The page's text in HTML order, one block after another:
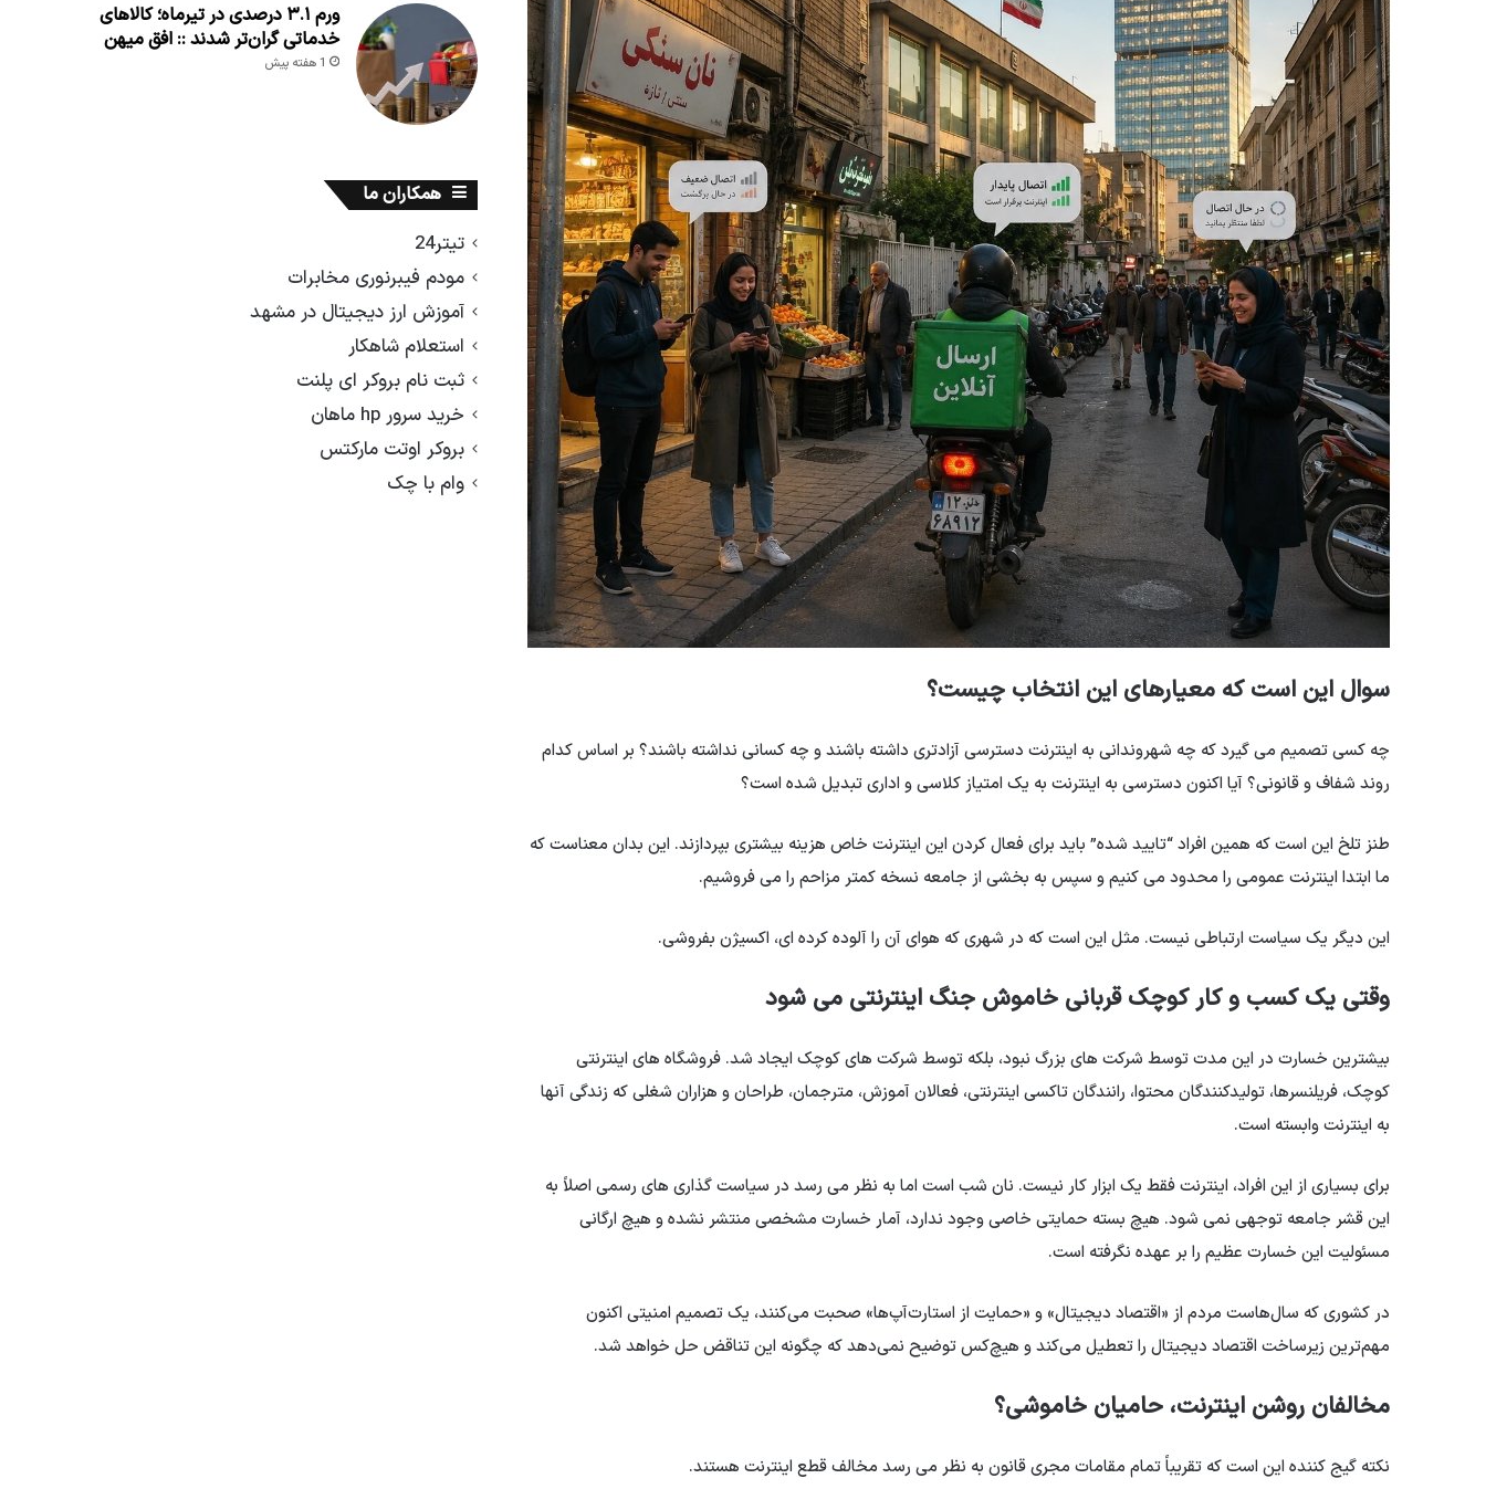
سوال این است که معیارهای این انتخاب چیست؟
چه کسی تصمیم می گیرد که چه شهروندانی به اینترنت دسترسی آزادتری داشته باشند و چه کسانی نداشته باشند؟ بر اساس کدام
روند شفاف و قانونی؟ آیا اکنون دسترسی به اینترنت به یک امتیاز کلاسی و اداری تبدیل شده است؟
طنز تلخ این است که همین افراد “تایید شده” باید برای فعال کردن این اینترنت خاص هزینه بیشتری بپردازند. این بدان معناست که
ما ابتدا اینترنت عمومی را محدود می کنیم و سپس به بخشی از جامعه نسخه کمتر مزاحم را می فروشیم.
این دیگر یک سیاست ارتباطی نیست. مثل این است که در شهری که هوای آن را آلوده کرده ای، اکسیژن بفروشی.
وقتی یک کسب و کار کوچک قربانی خاموش جنگ اینترنتی می شود
بیشترین خسارت در این مدت توسط شرکت های بزرگ نبود، بلکه توسط شرکت های کوچک ایجاد شد. فروشگاه های اینترنتی
کوچک، فریلنسرها، تولیدکنندگان محتوا، رانندگان تاکسی اینترنتی، فعالان آموزش، مترجمان، طراحان و هزاران شغلی که زندگی آنها
به اینترنت وابسته است.
برای بسیاری از این افراد، اینترنت فقط یک ابزار کار نیست. نان شب است اما به نظر می رسد در سیاست گذاری های رسمی اصلاً به
این قشر جامعه توجهی نمی شود. هیچ بسته حمایتی خاصی وجود ندارد، آمار خسارت مشخصی منتشر نشده و هیچ ارگانی
مسئولیت این خسارت عظیم را بر عهده نگرفته است.
در کشوری که سال‌هاست مردم از «اقتصاد دیجیتال» و «حمایت از استارت‌آپ‌ها» صحبت می‌کنند، یک تصمیم امنیتی اکنون
مهم‌ترین زیرساخت اقتصاد دیجیتال را تعطیل می‌کند و هیچ‌کس توضیح نمی‌دهد که چگونه این تناقض حل خواهد شد.
مخالفان روشن اینترنت، حامیان خاموشی؟
نکته گیج کننده این است که تقریباً تمام مقامات مجری قانون به نظر می رسد مخالف قطع اینترنت هستند.
ورم ۳.۱ درصدی در تیرماه؛ کالاهای
خدماتی گران‌تر شدند :: افق میهن
1 هفته پیش
همکاران ما
تیتر24
مودم فیبرنوری مخابرات
آموزش ارز دیجیتال در مشهد
استعلام شاهکار
ثبت نام بروکر ای پلنت
خرید سرور hp ماهان
بروکر اوتت مارکتس
وام با چک